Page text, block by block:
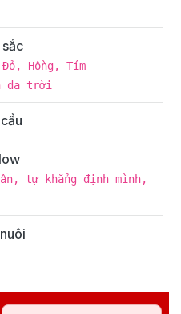
sắc
Hồng, Tím
da trời
tự khẳng định mình,